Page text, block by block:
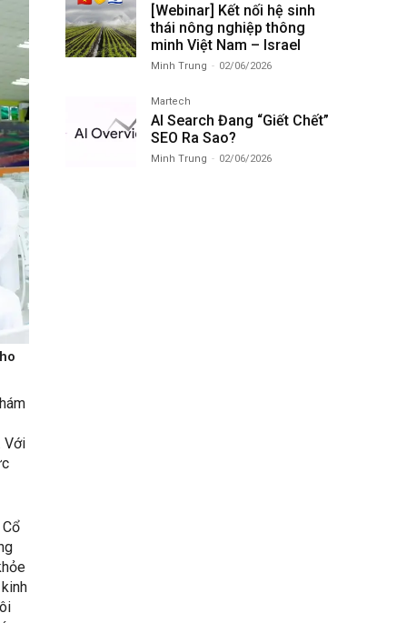
Với
[Webinar] Kết nối hệ sinh
thái nông nghiệp thông
minh Việt Nam – Israel
Minh Trung - 02/06/2026
Martech
AI Search Đang “Giết Chết”
SEO Ra Sao?
Minh Trung - 02/06/2026